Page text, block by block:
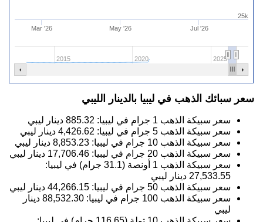
Mar '26 May '26 Jul '26
2015 2020 2025
25k
سعر سبائك الذهب في ليبيا بالدينار الليبي
سعر سبيكة الذهب 1 جرام في ليبيا: 885.32 دينار ليبي
سعر سبيكة الذهب 5 جرام في ليبيا:
4,426.62 دينار ليبي
سعر سبيكة الذهب 10 جرام في ليبيا:
8,853.23 دينار ليبي
سعر سبيكة الذهب 20 جرام في ليبيا:
17,706.46 دينار ليبي
سعر سبيكة الذهب 1 أونصة (31.1 جرام) في ليبيا:
27,533.55 دينار ليبي
سعر سبيكة الذهب 50 جرام في ليبيا:
44,266.15 دينار ليبي
سعر سبيكة الذهب 100 جرام في ليبيا:
88,532.30 دينار
ليبي